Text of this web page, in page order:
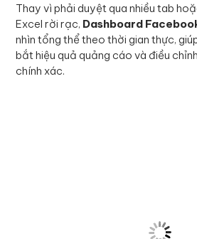
Thay vì phải duyệt qua nhiều tab
Excel rời rạc, Dashboard
nhìn tổng thể theo thời gian thực,
bắt hiệu quả quảng cáo và điều
chính xác.